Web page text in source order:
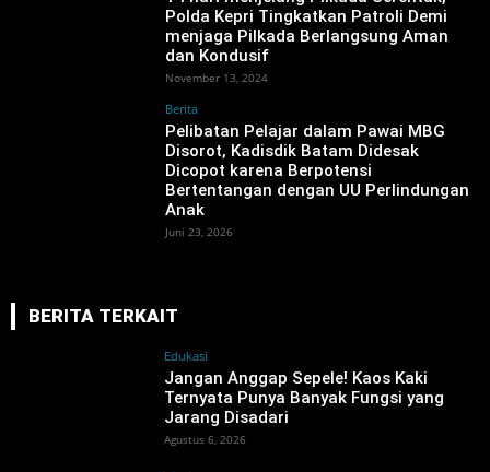
Polda Kepri Tingkatkan Patroli Demi
menjaga Pilkada Berlangsung Aman
dan Kondusif
November 13, 2024
Berita
‎Pelibatan Pelajar dalam Pawai MBG
Disorot, Kadisdik Batam Didesak
Dicopot karena Berpotensi
Bertentangan dengan UU Perlindungan
Anak ‎
Juni 23, 2026
BERITA TERKAIT
Edukasi
Jangan Anggap Sepele! Kaos Kaki
Ternyata Punya Banyak Fungsi yang
Jarang Disadari
Agustus 6, 2026